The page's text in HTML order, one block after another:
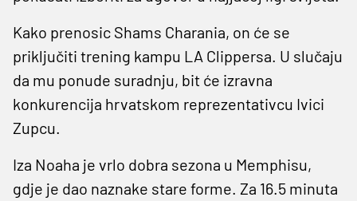
Kako prenosic Shams Charania, on će se
priključiti trening kampu LA Clippersa. U slučaju
da mu ponude suradnju, bit će izravna
konkurencija hrvatskom reprezentativcu Ivici
Zupcu.
Iza Noaha je vrlo dobra sezona u Memphisu,
gdje je dao naznake stare forme. Za 16.5 minuta